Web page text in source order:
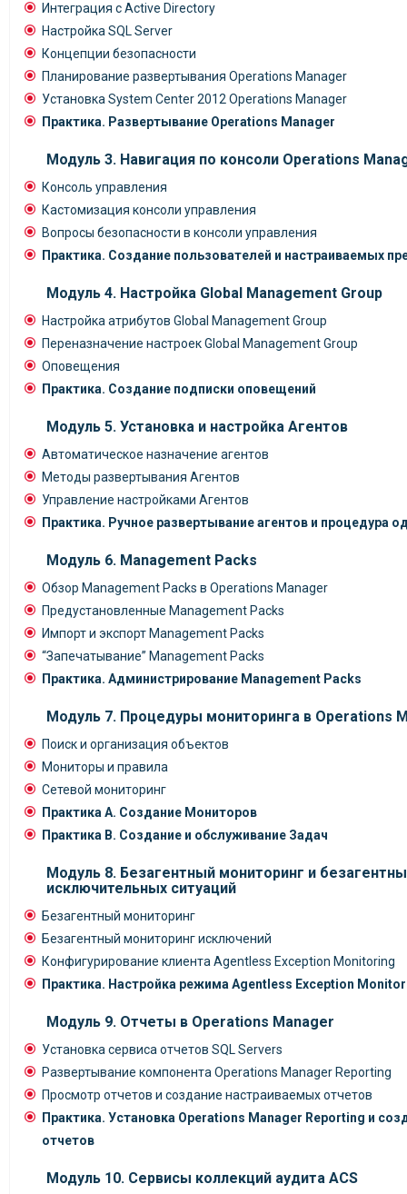
Интеграция с Active Directory
Настройка SQL Server
Концепции безопасности
Планирование развертывания Operations Manager
Установка System Center 2012 Operations Manager
Практика. Развертывание Operations Manager
Модуль 3. Навигация по консоли Operations
Консоль управления
Кастомизация консоли управления
Вопросы безопасности в консоли управления
Практика. Создание пользователей и настраиваемых
Модуль 4. Настройка Global Management Group
Настройка атрибутов Global Management Group
Переназначение настроек Global Management Group
Оповещения
Практика. Создание подписки оповещений
Модуль 5. Установка и настройка Агентов
Автоматическое назначение агентов
Методы развертывания Агентов
Управление настройками Агентов
Практика. Ручное развертывание агентов и процедура
Модуль 6. Management Packs
Обзор Management Packs в Operations Manager
Предустановленные Management Packs
Импорт и экспорт Management Packs
“Запечатывание” Management Packs
Практика. Администрирование Management Packs
Модуль 7. Процедуры мониторинга в Operations
Поиск и организация объектов
Мониторы и правила
Сетевой мониторинг
Практика А. Создание Мониторов
Практика В. Создание и обслуживание Задач
Модуль 8. Безагентный мониторинг и
исключительных ситуаций
Безагентный мониторинг
Безагентный мониторинг исключений
Конфигурирование клиента Agentless Exception Monitoring
Практика. Настройка режима Agentless Exception
Модуль 9. Отчеты в Operations Manager
Установка сервиса отчетов SQL Servers
Развертывание компонента Operations Manager Reporting
Просмотр отчетов и создание настраиваемых отчетов
Практика. Установка Operations Manager Reporting и
отчетов
Модуль 10. Сервисы коллекций аудита ACS